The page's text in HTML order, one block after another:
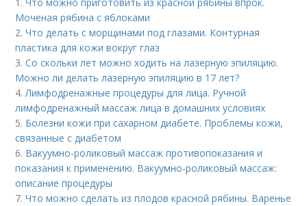
Моченая рябина с яблоками
2.Что делать с морщинами под глазами. Контурная
пластика для кожи вокруг глаз
3.Со скольки лет можно ходить на лазерную эпиляцию.
Можно ли делать лазерную эпиляцию в 17 лет?
4.Лимфодренажные процедуры для лица. Ручной
лимфодренажный массаж лица в домашних условиях
5. Болезни кожи при сахарном диабете. Проблемы кожи,
связанные с диабетом
6. Вакуумно-роликовый массаж противопоказания и
показания к применению. Вакуумно-роликовый массаж:
описание процедуры
7.Что можно сделать из плодов красной рябины. Варенье